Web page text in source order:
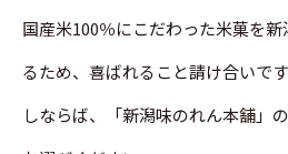
国産米100％にこだわった米菓を
るため、喜ばれること請け合いで
しならば、「新潟味のれん本舗」